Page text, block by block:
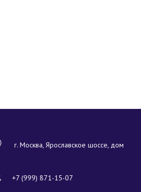
г. Москва, Ярославское шоссе, дом
+7 (999) 871-15-07